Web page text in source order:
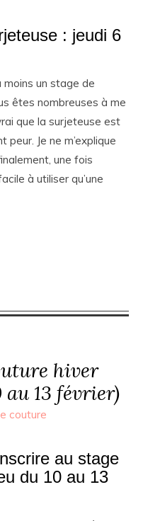
: jeudi 6
moins un stage de
êtes nombreuses à me
que la surjeteuse est
Je ne m’explique
une fois
à utiliser qu’une
hiver
au 13 février)
couture
au stage
du 10 au 13